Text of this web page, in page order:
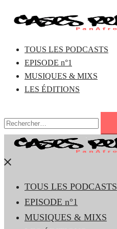
TOUS LES PODCASTS
EPISODE n°1
MUSIQUES & MIXS
LES ÉDITIONS
Rechercher :
Fermer
menu
TOUS LES PODCASTS
EPISODE n°1
MUSIQUES & MIXS